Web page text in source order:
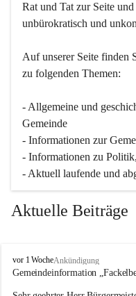
Rat und Tat zur Seite
unbürokratisch und
Auf unserer Seite finden
zu folgenden Themen:
- Allgemeine und
Gemeinde
- Informationen zur
- Informationen zu
- Aktuell laufende und
Aktuelle Beiträge
A
d
vor 1 WocheAnkündigung
Gemeindeinformation